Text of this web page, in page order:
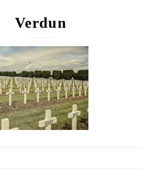
Verdun